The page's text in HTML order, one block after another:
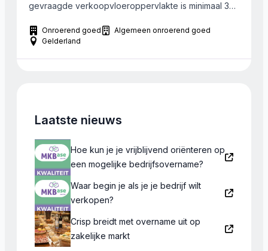
gevraagde verkoopvloeroppervlakte is minimaal 35
worden gevraagd.
Onroerend goed
Algemeen onroerend goed
Gelderland
Laatste nieuws
Hoe kun je je vrijblijvend oriënteren op
een mogelijke bedrijfsovername?
Waar begin je als je je bedrijf wilt
verkopen?
Crisp breidt met overname uit op
zakelijke markt